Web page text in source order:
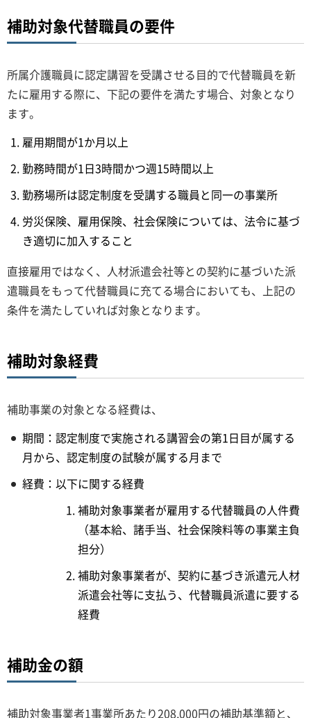
補助対象代替職員の要件
所属介護職員に認定講習を受講させる目的で代替職員を新
たに雇用する際に、下記の要件を満たす場合、対象となり
ます。
雇用期間が1か月以上
勤務時間が1日3時間かつ週15時間以上
勤務場所は認定制度を受講する職員と同一の事業所
労災保険、雇用保険、社会保険については、法令に基づ
き適切に加入すること
直接雇用ではなく、人材派遣会社等との契約に基づいた派
遣職員をもって代替職員に充てる場合においても、上記の
条件を満たしていれば対象となります。
補助対象経費
補助事業の対象となる経費は、
期間：認定制度で実施される講習会の第1日目が属する
月から、認定制度の試験が属する月まで
経費：以下に関する経費
補助対象事業者が雇用する代替職員の人件費
（基本給、諸手当、社会保険料等の事業主負
担分）
補助対象事業者が、契約に基づき派遣元人材
派遣会社等に支払う、代替職員派遣に要する
経費
補助金の額
補助対象事業者1事業所あたり208,000円の補助基準額と、